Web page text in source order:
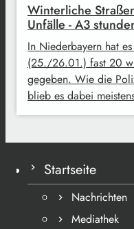
Winterliche
Unfälle - A3
In Niederbayern hat
(25./26.01.) fast 20
gegeben. Wie die
blieb es dabei
Startseite
Nachrichten
Mediathek